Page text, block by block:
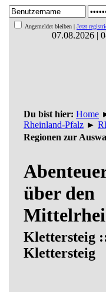
Angemeldet bleiben | Jetzt
07.08.2026 |
Du bist hier: Home
Rheinland-Pfalz►
Regionen zur
über den
Klettersteig
Klettersteig